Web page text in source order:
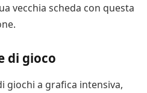
vecchia scheda con questa
di gioco
giochi a grafica intensiva,